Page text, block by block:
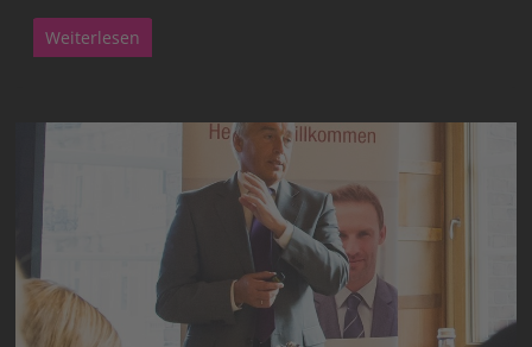
Weiterlesen